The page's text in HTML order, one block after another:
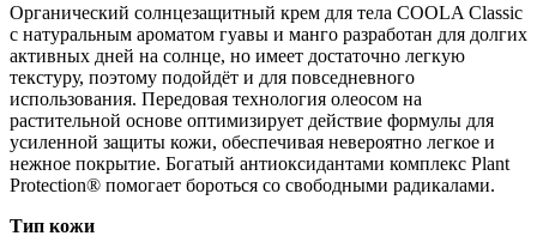
Органический солнцезащитный крем для тела COOLA Classic
с натуральным ароматом гуавы и манго разработан для долгих
активных дней на солнце, но имеет достаточно легкую
текстуру, поэтому подойдёт и для повседневного
использования. Передовая технология олеосом на
растительной основе оптимизирует действие формулы для
усиленной защиты кожи, обеспечивая невероятно легкое и
нежное покрытие. Богатый антиоксидантами комплекс Plant
Protection® помогает бороться со свободными радикалами.
Тип кожи